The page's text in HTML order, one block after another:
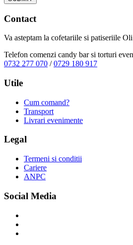
Contact
Va asteptam la cofetariile si patiseriile
Telefon comenzi candy bar si torturi
0732 277 070 /0729 180 917
Utile
Cum comand?
Transport
Livrari evenimente
Legal
Termeni si conditii
Cariere
ANPC
Social Media